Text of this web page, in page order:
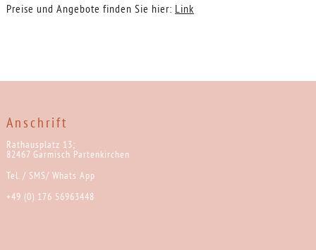
Preise und Angebote finden Sie hier: Link
Anschrift
Rathausplatz 13;
82467 Garmisch Partenkirchen
Tel. / SMS/ Whats App
+49 (0) 176 56963448